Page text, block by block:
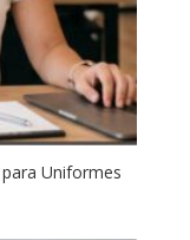
Uniformes